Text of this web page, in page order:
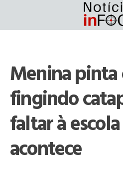
content
Menina pinta
fingindo
faltar à
acontece